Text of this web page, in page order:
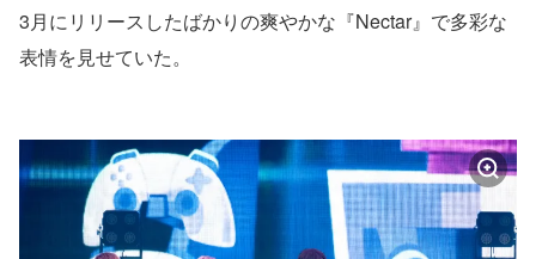
3月にリリースしたばかりの爽やかな『Nectar』で多彩な
表情を見せていた。